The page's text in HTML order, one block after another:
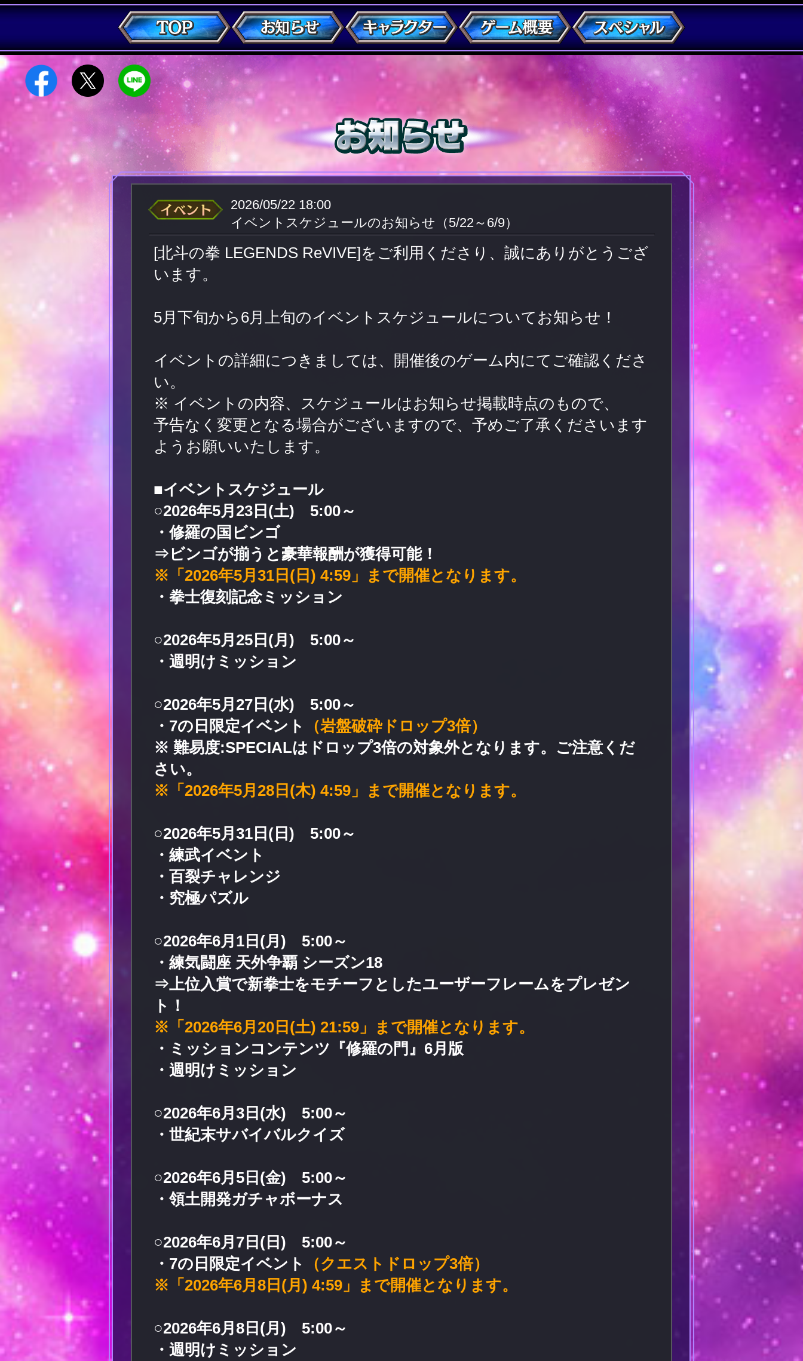
2026/05/22 18:00
イベントスケジュールのお知らせ（5/22～6/9）
[北斗の拳 LEGENDS ReVIVE]をご利用くださり、誠にありがとうござ
います。
5月下旬から6月上旬のイベントスケジュールについてお知らせ！
イベントの詳細につきましては、開催後のゲーム内にてご確認くださ
い。
※ イベントの内容、スケジュールはお知らせ掲載時点のもので、
予告なく変更となる場合がございますので、予めご了承くださいます
ようお願いいたします。
■イベントスケジュール
○2026年5月23日(土) 5:00～
・修羅の国ビンゴ
⇒ビンゴが揃うと豪華報酬が獲得可能！
※「2026年5月31日(日) 4:59」まで開催となります。
・拳士復刻記念ミッション
○2026年5月25日(月) 5:00～
・週明けミッション
○2026年5月27日(水) 5:00～
・7の日限定イベント
（岩盤破砕ドロップ3倍）
※ 難易度:SPECIALはドロップ3倍の対象外となります。ご注意くだ
さい。
※「2026年5月28日(木) 4:59」まで開催となります。
○2026年5月31日(日) 5:00～
・練武イベント
・百裂チャレンジ
・究極パズル
○2026年6月1日(月) 5:00～
・練気闘座 天外争覇 シーズン18
⇒上位入賞で新拳士をモチーフとしたユーザーフレームをプレゼン
ト！
※「2026年6月20日(土) 21:59」まで開催となります。
・ミッションコンテンツ『修羅の門』6月版
・週明けミッション
○2026年6月3日(水) 5:00～
・世紀末サバイバルクイズ
○2026年6月5日(金) 5:00～
・領土開発ガチャボーナス
○2026年6月7日(日) 5:00～
・7の日限定イベント
（クエストドロップ3倍）
※「2026年6月8日(月) 4:59」まで開催となります。
○2026年6月8日(月) 5:00～
・週明けミッション